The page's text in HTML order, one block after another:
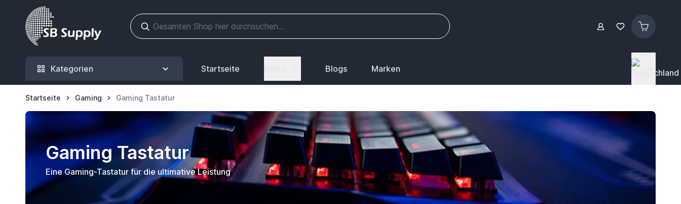
Zum Inhalt springen
Kategorien Startseite Blogs Marken
Startseite Gaming Gaming Tastatur
Gaming Tastatur
Eine Gaming-Tastatur für die ultimative Leistung